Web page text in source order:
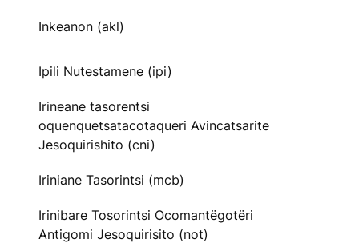
Inkeanon (akl)
Ipili Nutestamene (ipi)
Irineane tasorentsi
oquenquetsatacotaqueri Avincatsarite
Jesoquirishito (cni)
Iriniane Tasorintsi (mcb)
Irinibare Tosorintsi Ocomantëgotëri
Antigomi Jesoquirisito (not)